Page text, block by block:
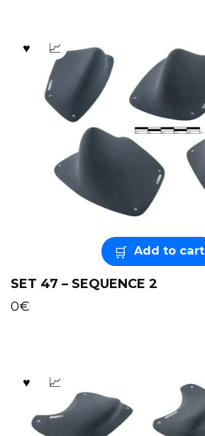
Add to cart
SET 47 – SEQUENCE 2
0€